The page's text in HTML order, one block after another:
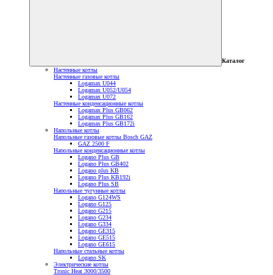
Каталог
Настенные котлы
Настенные газовые котлы
Logamax U044
Logamax U052/U054
Logamax U072
Настенные конденсационные котлы
Logamax Plus GB062
Logamax Plus GB162
Logamax Plus GB172i
Напольные котлы
Напольные газовые котлы Bosch GAZ
GAZ 2500 F
Напольные конденсационные котлы
Logano Plus GB
Logano Plus GB402
Logano plus KB
Logano Plus KB192i
Logano Plus SB
Напольные чугунные котлы
Logano G124WS
Logano G125
Logano G215
Logano G234
Logano G334
Logano GE315
Logano GE515
Logano GE615
Напольные стальные котлы
Logano SK
Электрические котлы
Tronic Heat 3000/3500